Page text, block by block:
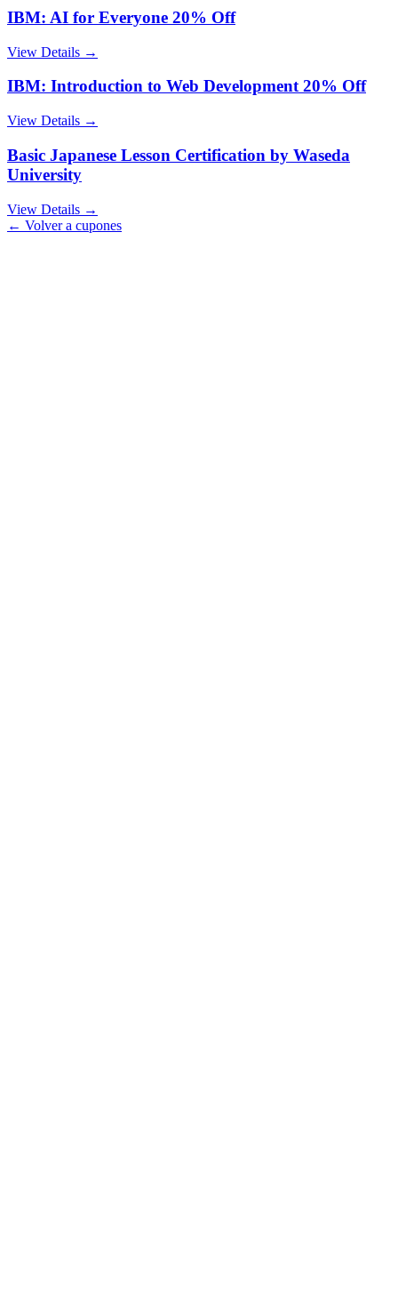
IBM: AI for Everyone 20% Off
View Details →
IBM: Introduction to Web Development 20% Off
View Details →
Basic Japanese Lesson Certification by Waseda
University
View Details →
← Volver a cupones